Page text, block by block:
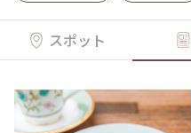
スポット